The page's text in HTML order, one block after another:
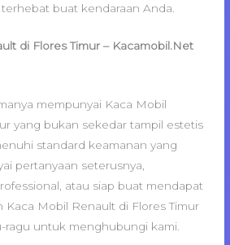
buat kendaraan Anda.
di Flores Timur – Kacamobil.Net
mempunyai Kaca Mobil
yang bukan sekedar tampil estetis
standard keamanan yang
pertanyaan seterusnya,
atau siap buat mendapat
Kaca Mobil Renault di Flores Timur
ragu untuk menghubungi kami.